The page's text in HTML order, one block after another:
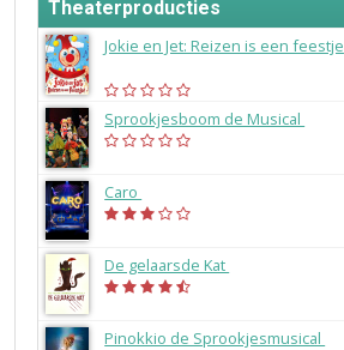
Theaterproducties
Jokie en Jet: Reizen is een feestje
Sprookjesboom de Musical
Caro
De gelaarsde Kat
Pinokkio de Sprookjesmusical